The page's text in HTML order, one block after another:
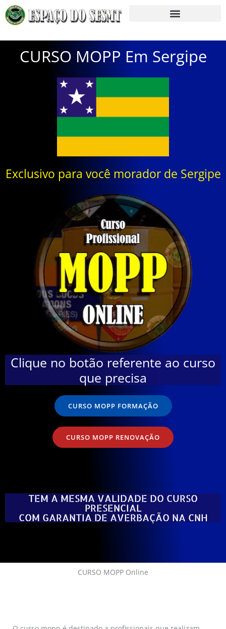
CURSO MOPP Em Sergipe
Exclusivo para você morador de Sergipe
Clique no botão referente ao curso
que precisa
CURSO MOPP FORMAÇÃO
CURSO MOPP RENOVAÇÃO
TEM A MESMA VALIDADE DO CURSO
PRESENCIAL
COM GARANTIA DE AVERBAÇÃO NA CNH
CURSO MOPP Online